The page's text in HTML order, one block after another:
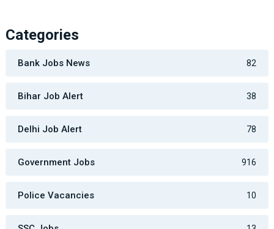
Categories
Bank Jobs News 82
Bihar Job Alert 38
Delhi Job Alert 78
Government Jobs 916
Police Vacancies 10